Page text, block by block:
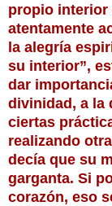
propio interior
atentamente
la alegría
su interior”,
dar
divinidad, a la
ciertas
realizando
decía que su
garganta. Si
corazón, eso